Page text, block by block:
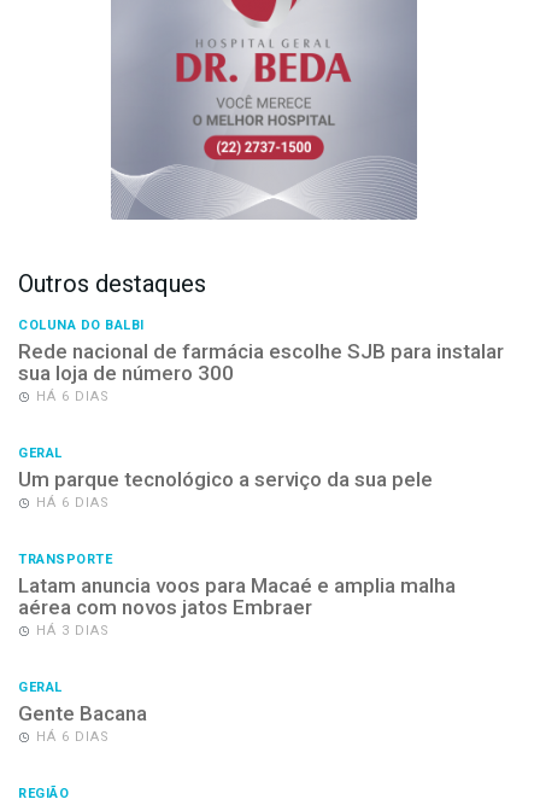
Outros destaques
COLUNA DO BALBI
Rede nacional de farmácia escolhe SJB para instalar
sua loja de número 300
HÁ 6 DIAS
GERAL
Um parque tecnológico a serviço da sua pele
HÁ 6 DIAS
TRANSPORTE
Latam anuncia voos para Macaé e amplia malha
aérea com novos jatos Embraer
HÁ 3 DIAS
GERAL
Gente Bacana
HÁ 6 DIAS
REGIÃO